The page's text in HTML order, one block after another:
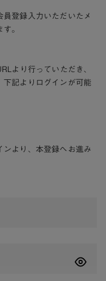
登録入力いただいたメ
。
より行っていただき、
下記よりログインが可能
ンより、本登録へお進み